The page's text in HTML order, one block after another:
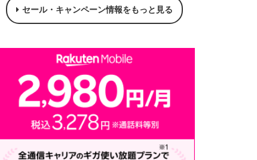
セール・キャンペーン情報をもっと見る